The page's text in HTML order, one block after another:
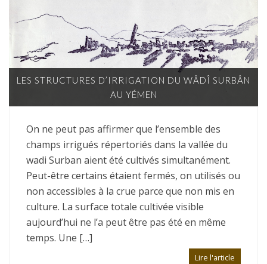
LES STRUCTURES D’IRRIGATION DU WÂDÎ SURBÂN
AU YÉMEN
On ne peut pas affirmer que l’ensemble des
champs irrigués répertoriés dans la vallée du
wadi Surban aient été cultivés simultanément.
Peut-être certains étaient fermés, on utilisés ou
non accessibles à la crue parce que non mis en
culture. La surface totale cultivée visible
aujourd’hui ne l’a peut être pas été en même
temps. Une […]
Lire l'article